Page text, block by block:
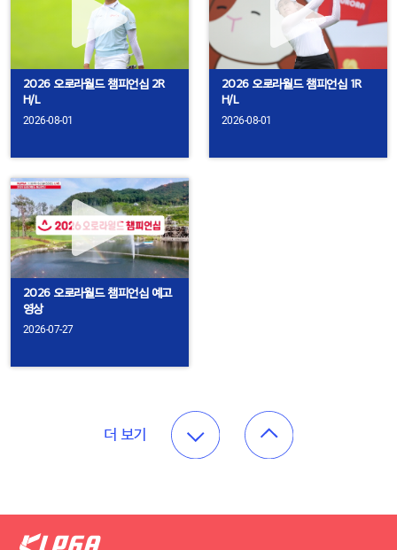
2026 오로라월드 챔피언십 2R
H/L
2026-08-01
2026 오로라월드 챔피언십 1R
H/L
2026-08-01
2026 오로라월드 챔피언십 예고
영상
2026-07-27
더 보기